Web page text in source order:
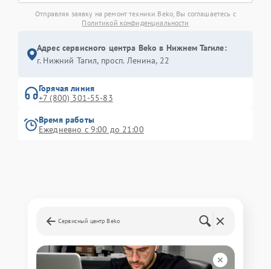
Отправляя заявку на ремонт техники Beko, Вы соглашаетесь с
Политикой конфиденциальности
Адрес сервисного центра Beko в Нижнем Тагиле:
г. Нижний Тагил, просп. Ленина, 22
Горячая линия
+7 (800) 301-55-83
Время работы
Ежедневно с 9:00 до 21:00
Сервисный центр Beko